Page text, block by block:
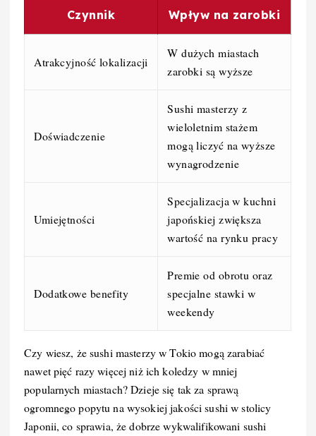
Czynnik Wpływ na zarobki
Atrakcyjność lokalizacji
W dużych miastach
zarobki są wyższe
Doświadczenie
Sushi masterzy z
wieloletnim stażem
mogą liczyć na wyższe
wynagrodzenie
Umiejętności
Specjalizacja w kuchni
japońskiej zwiększa
wartość na rynku pracy
Dodatkowe benefity
Premie od obrotu oraz
specjalne stawki w
weekendy
Czy wiesz, że sushi masterzy w Tokio mogą zarabiać
nawet pięć razy więcej niż ich koledzy w mniej
popularnych miastach? Dzieje się tak za sprawą
ogromnego popytu na wysokiej jakości sushi w stolicy
Japonii, co sprawia, że dobrze wykwalifikowani sushi